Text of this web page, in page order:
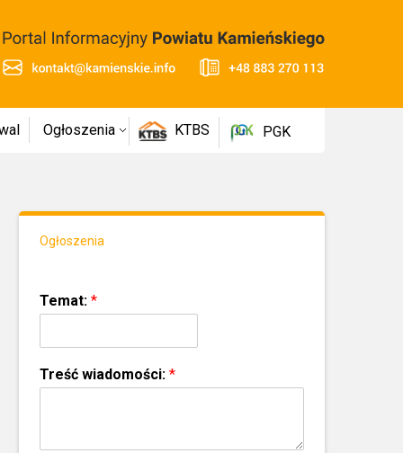
Ogłoszenia KTBS PGK
Ogłoszenia
Temat: *
Treść wiadomości: *